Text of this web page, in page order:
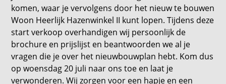
komen, waar je vervolgens door het nieuw te bouwen
Woon Heerlijk Hazenwinkel II kunt lopen. Tijdens deze
start verkoop overhandigen wij persoonlijk de
brochure en prijslijst en beantwoorden we al je
vragen die je over het nieuwbouwplan hebt. Kom dus
op woensdag 20 juli naar ons toe en laat je
verwonderen. Wij zorgen voor een hapje en een